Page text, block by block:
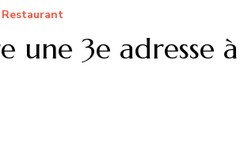
Restaurant
une 3e adresse à